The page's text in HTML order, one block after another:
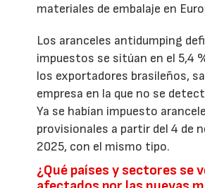
materiales de embalaje en
Los aranceles antidumping
impuestos se sitúan en el 5,4
los exportadores brasileños,
empresa en la que no se
Ya se habían impuesto
provisionales a partir del 4 de
2025, con el mismo tipo.
¿Qué países y sectores se